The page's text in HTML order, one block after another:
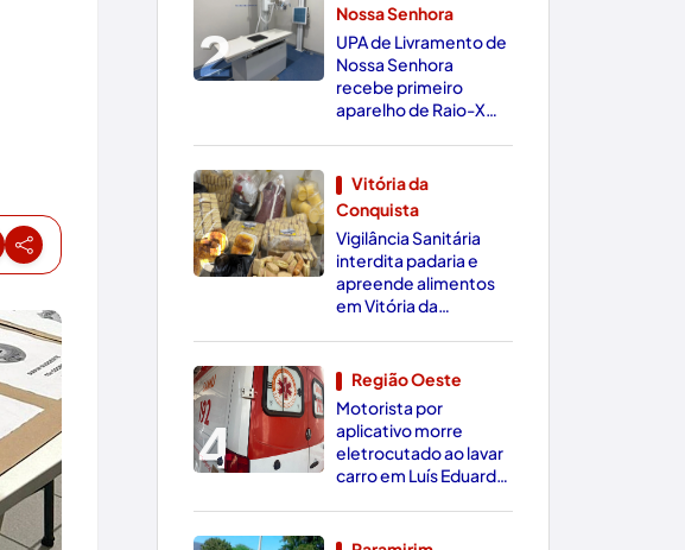
2
Nossa Senhora
UPA de Livramento de
Nossa Senhora
recebe primeiro
aparelho de Raio-X
3
Vitória da
Conquista
Vigilância Sanitária
interdita padaria e
apreende alimentos
em Vitória da
4
Região Oeste
Motorista por
aplicativo morre
eletrocutado ao lavar
carro em Luís Eduardo